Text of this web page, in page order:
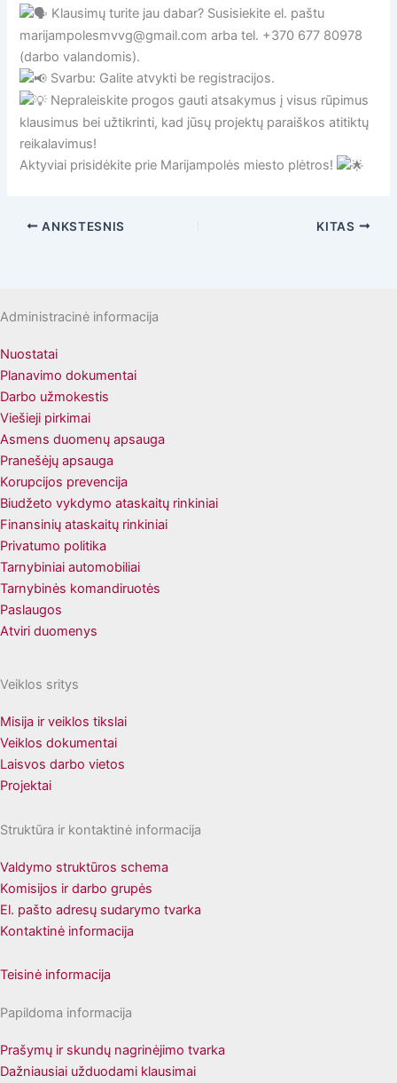
Klausimų turite jau dabar? Susisiekite el. paštu
marijampolesmvvg@gmail.com arba tel. +370 677 80978
(darbo valandomis).
Svarbu: Galite atvykti be registracijos.
Nepraleiskite progos gauti atsakymus į visus rūpimus
klausimus bei užtikrinti, kad jūsų projektų paraiškos atitiktų
reikalavimus!
Aktyviai prisidėkite prie Marijampolės miesto plėtros!
ANKSTESNIS KITAS
Administracinė informacija
Nuostatai
Planavimo dokumentai
Darbo užmokestis
Viešieji pirkimai
Asmens duomenų apsauga
Pranešėjų apsauga
Korupcijos prevencija
Biudžeto vykdymo ataskaitų rinkiniai
Finansinių ataskaitų rinkiniai
Privatumo politika
Tarnybiniai automobiliai
Tarnybinės komandiruotės
Paslaugos
Atviri duomenys
Veiklos sritys
Misija ir veiklos tikslai
Veiklos dokumentai
Laisvos darbo vietos
Projektai
Struktūra ir kontaktinė informacija
Valdymo struktūros schema
Komisijos ir darbo grupės
El. pašto adresų sudarymo tvarka
Kontaktinė informacija
Teisinė informacija
Papildoma informacija
Prašymų ir skundų nagrinėjimo tvarka
Dažniausiai užduodami klausimai